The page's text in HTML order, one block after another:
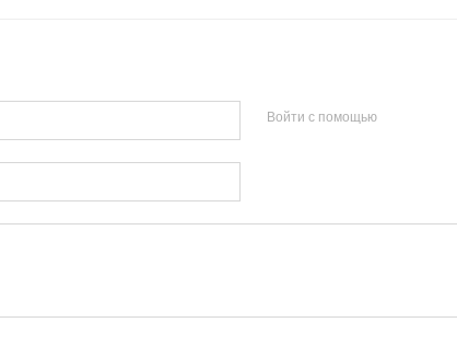
Войти с помощью